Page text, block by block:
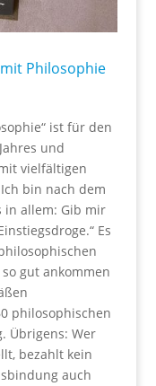
Philosophie
ist für den
und
vielfältigen
bin nach dem
in allem: Gib mir
Es
gut ankommen
philosophischen
Übrigens: Wer
bezahlt kein
auch